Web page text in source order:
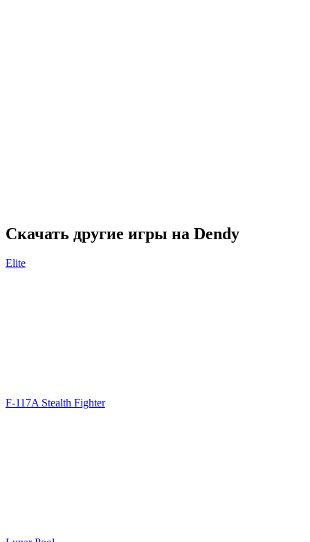
Скачать другие игры на Dendy
Elite
F-117A Stealth Fighter